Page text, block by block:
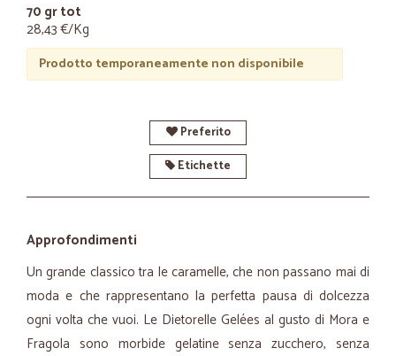
70 gr tot
28,43 €/Kg
Prodotto temporaneamente non disponibile
Preferito
Etichette
Approfondimenti
Un grande classico tra le caramelle, che non passano mai di
moda e che rappresentano la perfetta pausa di dolcezza
ogni volta che vuoi. Le Dietorelle Gelées al gusto di Mora e
Fragola sono morbide gelatine senza zucchero, senza